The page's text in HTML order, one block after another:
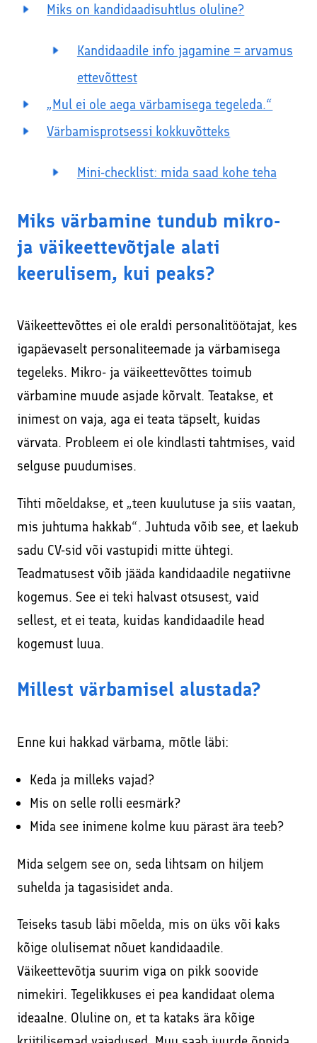
Miks on kandidaadisuhtlus oluline?
Kandidaadile info jagamine = arvamus
ettevõttest
„Mul ei ole aega värbamisega tegeleda.“
Värbamisprotsessi kokkuvõtteks
Mini-checklist: mida saad kohe teha
Miks värbamine tundub mikro-
ja väikeettevõtjale alati
keerulisem, kui peaks?
Väikeettevõttes ei ole eraldi personalitöötajat, kes
igapäevaselt personaliteemade ja värbamisega
tegeleks. Mikro- ja väikeettevõttes toimub
värbamine muude asjade kõrvalt. Teatakse, et
inimest on vaja, aga ei teata täpselt, kuidas
värvata. Probleem ei ole kindlasti tahtmises, vaid
selguse puudumises.
Tihti mõeldakse, et „teen kuulutuse ja siis vaatan,
mis juhtuma hakkab“. Juhtuda võib see, et laekub
sadu CV-sid või vastupidi mitte ühtegi.
Teadmatusest võib jääda kandidaadile negatiivne
kogemus. See ei teki halvast otsusest, vaid
sellest, et ei teata, kuidas kandidaadile head
kogemust luua.
Millest värbamisel alustada?
Enne kui hakkad värbama, mõtle läbi:
Keda ja milleks vajad?
Mis on selle rolli eesmärk?
Mida see inimene kolme kuu pärast ära teeb?
Mida selgem see on, seda lihtsam on hiljem
suhelda ja tagasisidet anda.
Teiseks tasub läbi mõelda, mis on üks või kaks
kõige olulisemat nõuet kandidaadile.
Väikeettevõtja suurim viga on pikk soovide
nimekiri. Tegelikkuses ei pea kandidaat olema
ideaalne. Oluline on, et ta kataks ära kõige